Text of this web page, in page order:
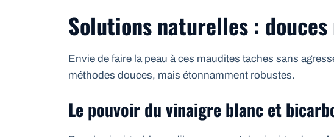
Solutions naturelles :
Envie de faire la peau à ces maudites taches sans
méthodes douces, mais étonnamment robustes.
Le pouvoir du vinaigre blanc et